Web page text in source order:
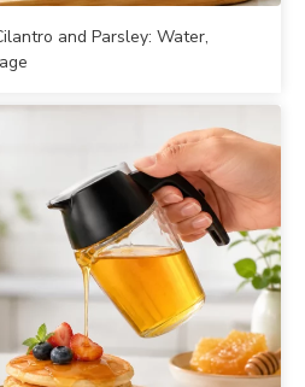
and Parsley: Water,